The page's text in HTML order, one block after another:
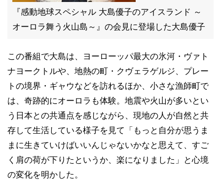
『感動地球スペシャル 大島優子のアイスランド ～
オーロラ舞う火山島～』の会見に登場した大島優子
この番組で大島は、ヨーローッパ最大の氷河・ヴァト
ナヨークトルや、地熱の町・クヴェラゲルジ、プレー
トの境界・ギャウなどを訪れるほか、小さな漁師町で
は、奇跡的にオーロラも体験。地震や火山が多いとい
う日本との共通点を感じながら、現地の人が自然と共
存して生活している様子を見て「もっと自分が思うま
まに生きていけばいいんじゃないかなと思えて、すご
く肩の荷が下りたというか、楽になりました」と心境
の変化を明かした。